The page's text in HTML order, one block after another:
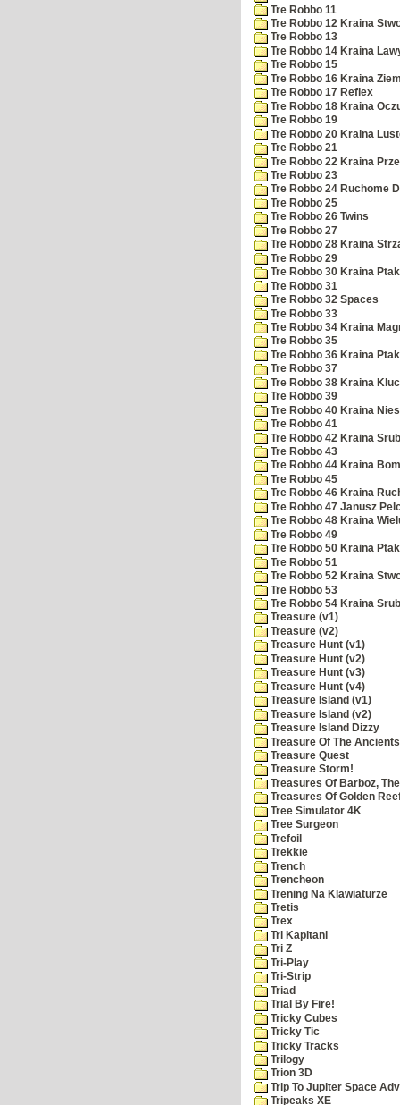
Tre Robbo 11
Tre Robbo 12 Kraina
Tre Robbo 13
Tre Robbo 14 Kraina
Tre Robbo 15
Tre Robbo 16 Kraina
Tre Robbo 17 Reflex
Tre Robbo 18 Kraina
Tre Robbo 19
Tre Robbo 20 Kraina
Tre Robbo 21
Tre Robbo 22 Kraina
Tre Robbo 23
Tre Robbo 24 Ruchome
Tre Robbo 25
Tre Robbo 26 Twins
Tre Robbo 27
Tre Robbo 28 Kraina
Tre Robbo 29
Tre Robbo 30 Kraina
Tre Robbo 31
Tre Robbo 32 Spaces
Tre Robbo 33
Tre Robbo 34 Kraina
Tre Robbo 35
Tre Robbo 36 Kraina
Tre Robbo 37
Tre Robbo 38 Kraina
Tre Robbo 39
Tre Robbo 40 Kraina
Tre Robbo 41
Tre Robbo 42 Kraina
Tre Robbo 43
Tre Robbo 44 Kraina
Tre Robbo 45
Tre Robbo 46 Kraina
Tre Robbo 47 Janusz
Tre Robbo 48 Kraina
Tre Robbo 49
Tre Robbo 50 Kraina
Tre Robbo 51
Tre Robbo 52 Kraina
Tre Robbo 53
Tre Robbo 54 Kraina
Treasure (v1)
Treasure (v2)
Treasure Hunt (v1)
Treasure Hunt (v2)
Treasure Hunt (v3)
Treasure Hunt (v4)
Treasure Island (v1)
Treasure Island (v2)
Treasure Island Dizzy
Treasure Of The Ancients
Treasure Quest
Treasure Storm!
Treasures Of Barboz, The
Treasures Of Golden
Tree Simulator 4K
Tree Surgeon
Trefoil
Trekkie
Trench
Trencheon
Trening Na Klawiaturze
Tretis
Trex
Tri Kapitani
Tri Z
Tri-Play
Tri-Strip
Triad
Trial By Fire!
Tricky Cubes
Tricky Tic
Tricky Tracks
Trilogy
Trion 3D
Trip To Jupiter Space
Tripeaks XE